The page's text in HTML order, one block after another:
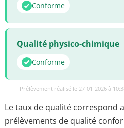
Conforme
Qualité physico-chimique
Conforme
Prélèvement réalisé le 27-01-2026 à
Le taux de qualité correspond
prélèvements de qualité